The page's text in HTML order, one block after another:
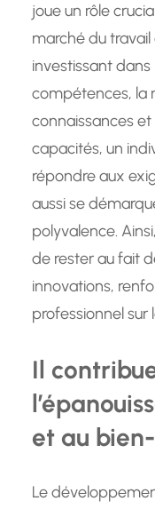
joue un rôle
marché du
investissant dans
compétences, la
connaissances et
capacités, un
répondre aux
aussi se
polyvalence.
de rester au fait
innovations,
professionnel sur
Il
et au
Le